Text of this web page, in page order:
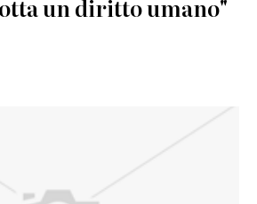
un diritto umano"